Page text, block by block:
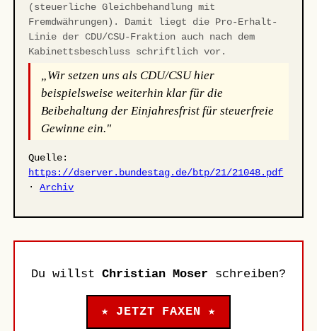
(steuerliche Gleichbehandlung mit
Fremdwährungen). Damit liegt die Pro-Erhalt-
Linie der CDU/CSU-Fraktion auch nach dem
Kabinettsbeschluss schriftlich vor.
„Wir setzen uns als CDU/CSU hier
beispielsweise weiterhin klar für die
Beibehaltung der Einjahresfrist für steuerfreie
Gewinne ein."
Quelle:
https://dserver.bundestag.de/btp/21/21048.pdf
·Archiv
Du willst Christian Moser schreiben?
★ JETZT FAXEN ★